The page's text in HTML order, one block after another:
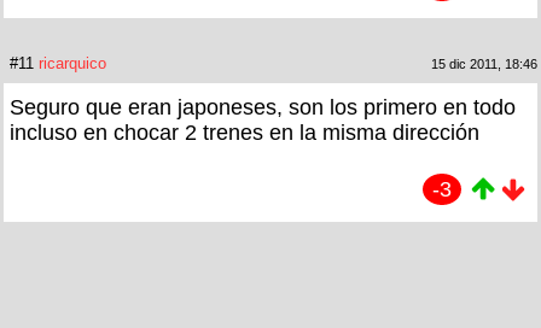
#11 ricarquico 15 dic 2011, 18:46
Seguro que eran japoneses, son los primero en todo
incluso en chocar 2 trenes en la misma dirección
-3